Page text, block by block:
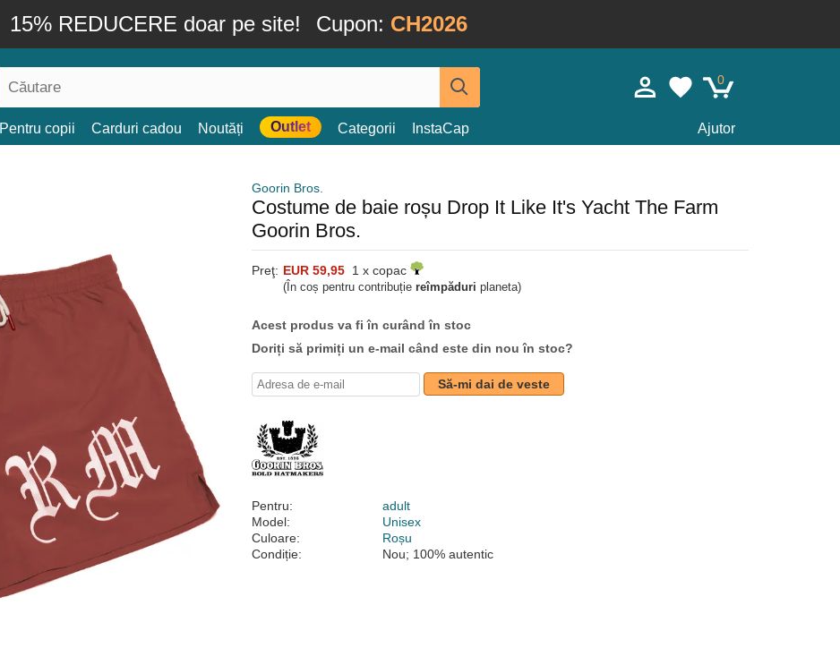
15% REDUCERE doar pe site! Cupon: CH2026
0
Pentru copii Carduri cadou Noutăți Outlet Categorii InstaCap Ajutor
Goorin Bros.
Costume de baie roșu Drop It Like It's Yacht The Farm
Goorin Bros.
Preţ: EUR 59,95 1 x copac
(În coș pentru contribuție reîmpăduri planeta)
Acest produs va fi în curând în stoc
Doriți să primiți un e-mail când este din nou în stoc?
Să-mi dai de veste
Pentru:
adult
Model:
Unisex
Culoare:
Roșu
Condiție:
Nou; 100% autentic